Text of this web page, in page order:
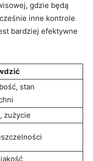
gdzie będą
inne kontrole
bardziej efektywne
stan
zużycie